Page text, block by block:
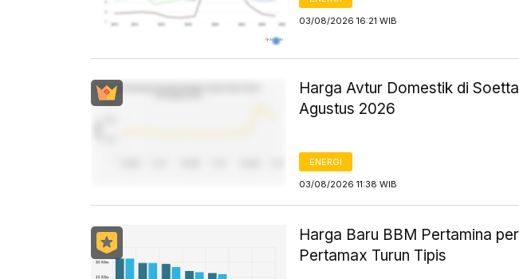
03/08/2026 16:21 WIB
Harga Avtur Domestik di
Agustus 2026
ENERGI
03/08/2026 11:38 WIB
Harga Baru BBM Pertamina
Pertamax Turun Tipis